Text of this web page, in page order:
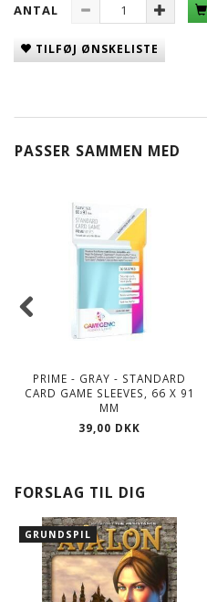
ANTAL
TILFØJ ØNSKELISTE
PASSER SAMMEN MED
PRIME - GRAY - STANDARD
CARD GAME SLEEVES, 66 X 91
MM
39,00 DKK
FORSLAG TIL DIG
GRUNDSPIL